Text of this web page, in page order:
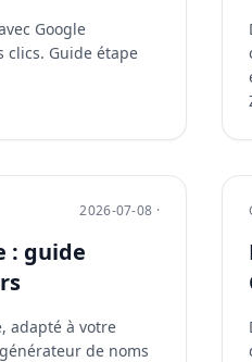
Google
clics. Guide étape
2026-07-08 ·
: guide
adapté à votre
de noms